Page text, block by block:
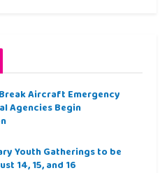
Aircraft Emergency
Agencies Begin
Youth Gatherings to be
14, 15, and 16